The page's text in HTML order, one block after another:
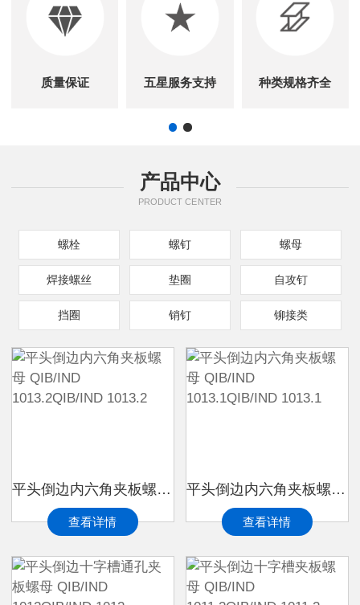
质量保证 五星服务支持 种类规格齐全
产品中心
PRODUCT CENTER
螺栓 螺钉 螺母
焊接螺丝 垫圈 自攻钉
挡圈 销钉 铆接类
平头倒边内六角夹板螺母 QIB/IND 1013.2QIB/IND 1013.2
查看详情
平头倒边内六角夹板螺母 QIB/IND 1013.1QIB/IND 1013.1
查看详情